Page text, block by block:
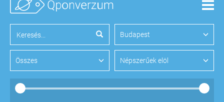
Budapest
Összes Népszerűek elöl